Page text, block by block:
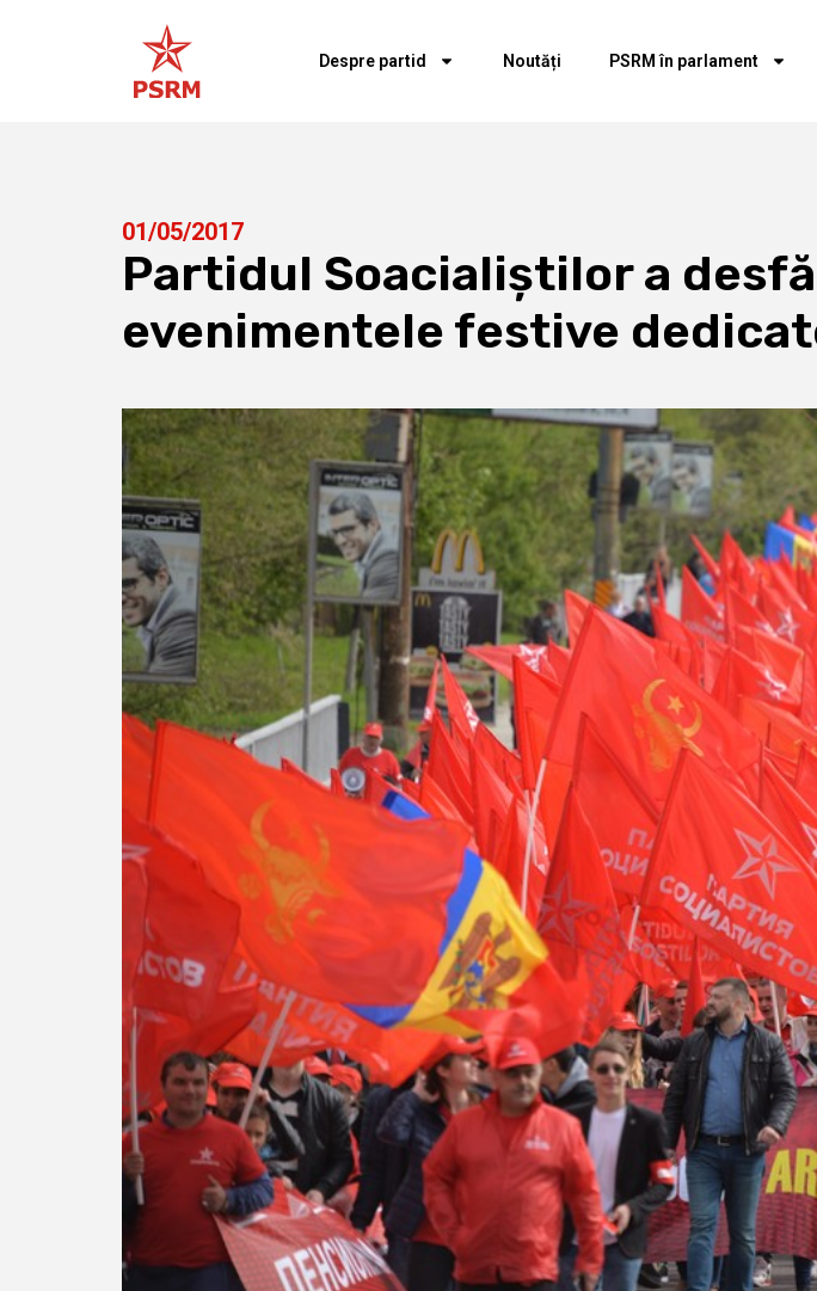
Despre partid Noutăți PSRM în parlament
01/05/2017
Partidul Soacialiștilor a
evenimentele festive